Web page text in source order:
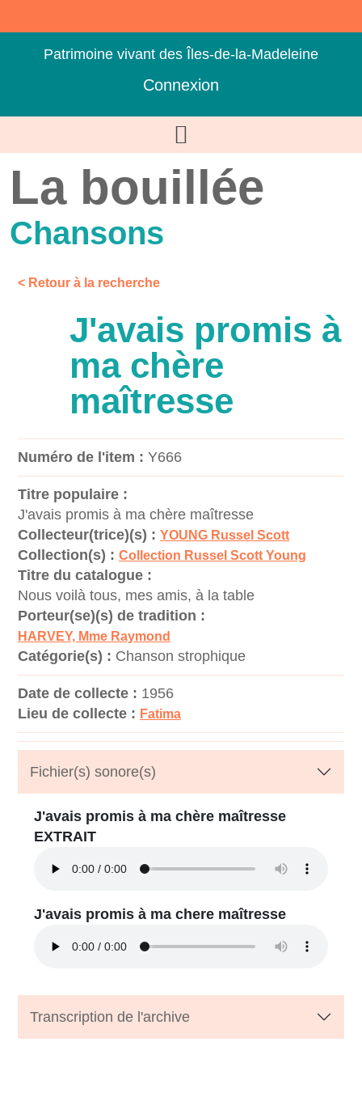
Patrimoine vivant des Îles-de-la-Madeleine
Connexion
La bouillée
Chansons
< Retour à la recherche
J'avais promis à
ma chère
maîtresse
Numéro de l'item : Y666
Titre populaire :
J'avais promis à ma chère maîtresse
Collecteur(trice)(s) : YOUNG Russel Scott
Collection(s) : Collection Russel Scott Young
Titre du catalogue :
Nous voilà tous, mes amis, à la table
Porteur(se)(s) de tradition :
HARVEY, Mme Raymond
Catégorie(s) : Chanson strophique
Date de collecte : 1956
Lieu de collecte : Fatima
Fichier(s) sonore(s)
J'avais promis à ma chère maîtresse
EXTRAIT
J'avais promis à ma chere maîtresse
Transcription de l'archive